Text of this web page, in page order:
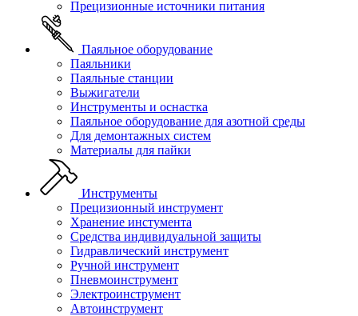
Прецизионные источники питания
Паяльное оборудование
Паяльники
Паяльные станции
Выжигатели
Инструменты и оснастка
Паяльное оборудование для азотной среды
Для демонтажных систем
Материалы для пайки
Инструменты
Прецизионный инструмент
Хранение инстумента
Средства индивидуальной защиты
Гидравлический инструмент
Ручной инструмент
Пневмоинструмент
Электроинструмент
Автоинструмент